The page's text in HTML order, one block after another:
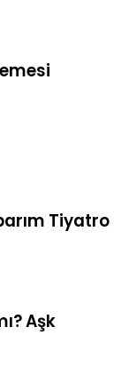
Tiyatro
Aşk